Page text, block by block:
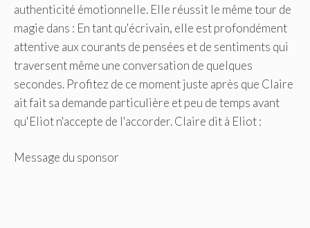
authenticité émotionnelle. Elle réussit le même tour de
magie dans : En tant qu'écrivain, elle est profondément
attentive aux courants de pensées et de sentiments qui
traversent même une conversation de quelques
secondes. Profitez de ce moment juste après que Claire
ait fait sa demande particulière et peu de temps avant
qu'Eliot n'accepte de l'accorder. Claire dit à Eliot :
Message du sponsor